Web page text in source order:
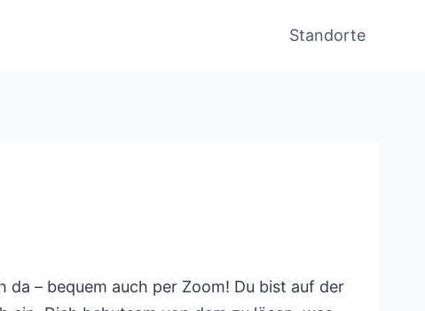
Standorte
– bequem auch per Zoom! Du bist auf der